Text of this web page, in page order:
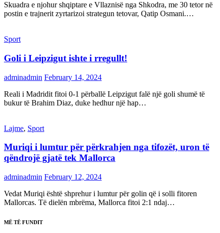
Skuadra e njohur shqiptare e Vllaznisë nga Shkodra, me 30 tetor në
postin e trajnerit zyrtarizoi strategun tetovar, Qatip Osmani.…
Sport
Goli i Leipzigut ishte i rregullt!
adminadmin February 14, 2024
Reali i Madridit fitoi 0-1 përballë Leipzigut falë një goli shumë të
bukur të Brahim Diaz, duke hedhur një hap…
Lajme, Sport
Muriqi i lumtur për përkrahjen nga tifozët, uron të
qëndrojë gjatë tek Mallorca
adminadmin February 12, 2024
Vedat Muriqi është shprehur i lumtur për golin që i solli fitoren
Mallorcas. Të dielën mbrëma, Mallorca fitoi 2:1 ndaj…
MË TË FUNDIT